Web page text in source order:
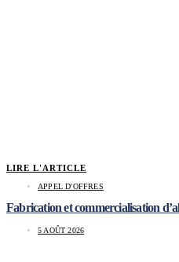
LIRE L'ARTICLE
APPEL D'OFFRES
Fabrication et commercialisation
5 AOÛT 2026